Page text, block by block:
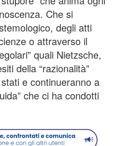
Che si
degli atti
o attraverso il
quali Nietzsche,
della “razionalità”
e continueranno a
che ci ha condotti